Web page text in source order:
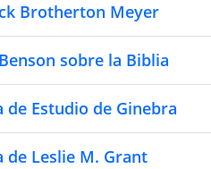
Brotherton Meyer
sobre la Biblia
Estudio de Ginebra
de Leslie M. Grant